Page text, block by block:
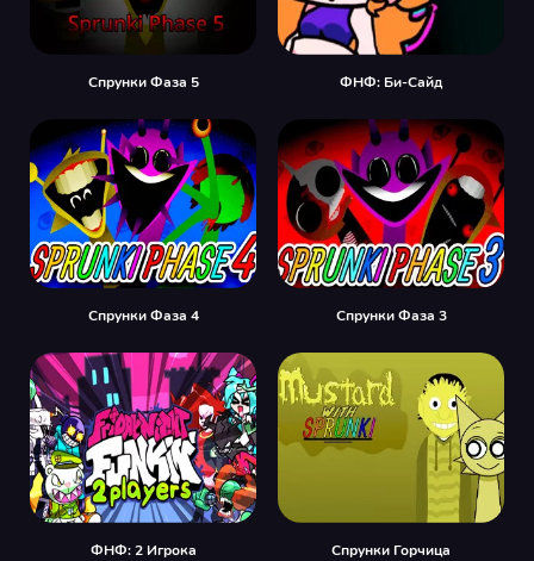
Спрунки Фаза 5 ФНФ: Би-Сайд
Спрунки Фаза 4 Спрунки Фаза 3
ФНФ: 2 Игрока Спрунки Горчица